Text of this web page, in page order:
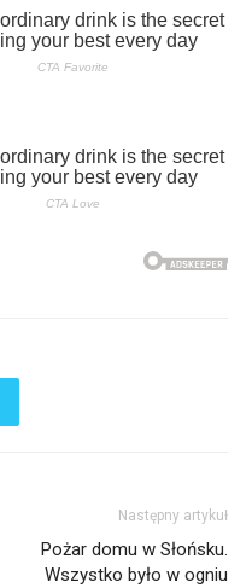
Następny artykuł
Pożar domu w Słońsku.
Wszystko było w ogniu